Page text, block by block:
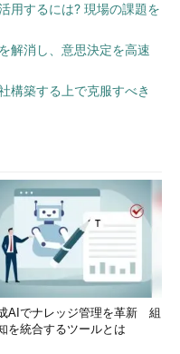
用するには? 現場の課題を
解消し、意思決定を高速
構築する上で克服すべき
AIでナレッジ管理を革新 組
を統合するツールとは